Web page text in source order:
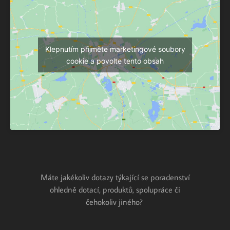
Klepnutím přijměte marketingové soubory
cookie a povolte tento obsah
Máte jakékoliv dotazy týkající se poradenství
ohledně dotací, produktů, spolupráce či
čehokoliv jiného?